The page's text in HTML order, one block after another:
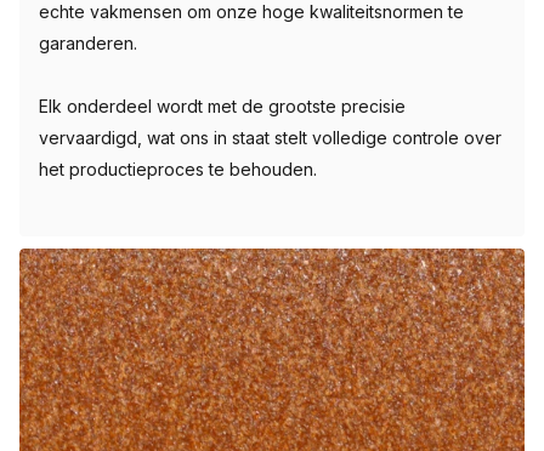
echte vakmensen om onze hoge kwaliteitsnormen te
garanderen.
Elk onderdeel wordt met de grootste precisie
vervaardigd, wat ons in staat stelt volledige controle over
het productieproces te behouden.